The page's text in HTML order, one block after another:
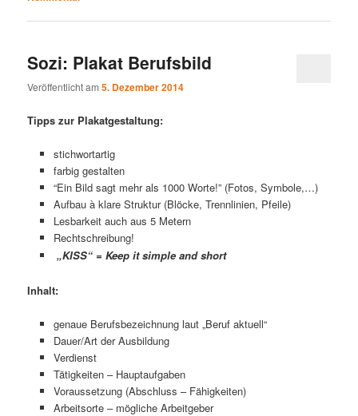
Sozi: Plakat Berufsbild
Veröffentlicht am5. Dezember 2014
Tipps zur Plakatgestaltung:
stichwortartig
farbig gestalten
“Ein Bild sagt mehr als 1000 Worte!” (Fotos, Symbole,…)
Aufbau à klare Struktur (Blöcke, Trennlinien, Pfeile)
Lesbarkeit auch aus 5 Metern
Rechtschreibung!
„KISS“ = Keep it simple and short
Inhalt:
genaue Berufsbezeichnung laut „Beruf aktuell“
Dauer/Art der Ausbildung
Verdienst
Tätigkeiten – Hauptaufgaben
Voraussetzung (Abschluss – Fähigkeiten)
Arbeitsorte – mögliche Arbeitgeber